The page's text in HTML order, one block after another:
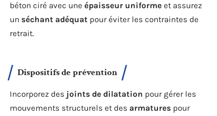
béton ciré avec une épaisseur uniforme et assurez
un séchant adéquat pour éviter les contraintes de
retrait.
Dispositifs de prévention
Incorporez des joints de dilatation pour gérer les
mouvements structurels et des armatures pour